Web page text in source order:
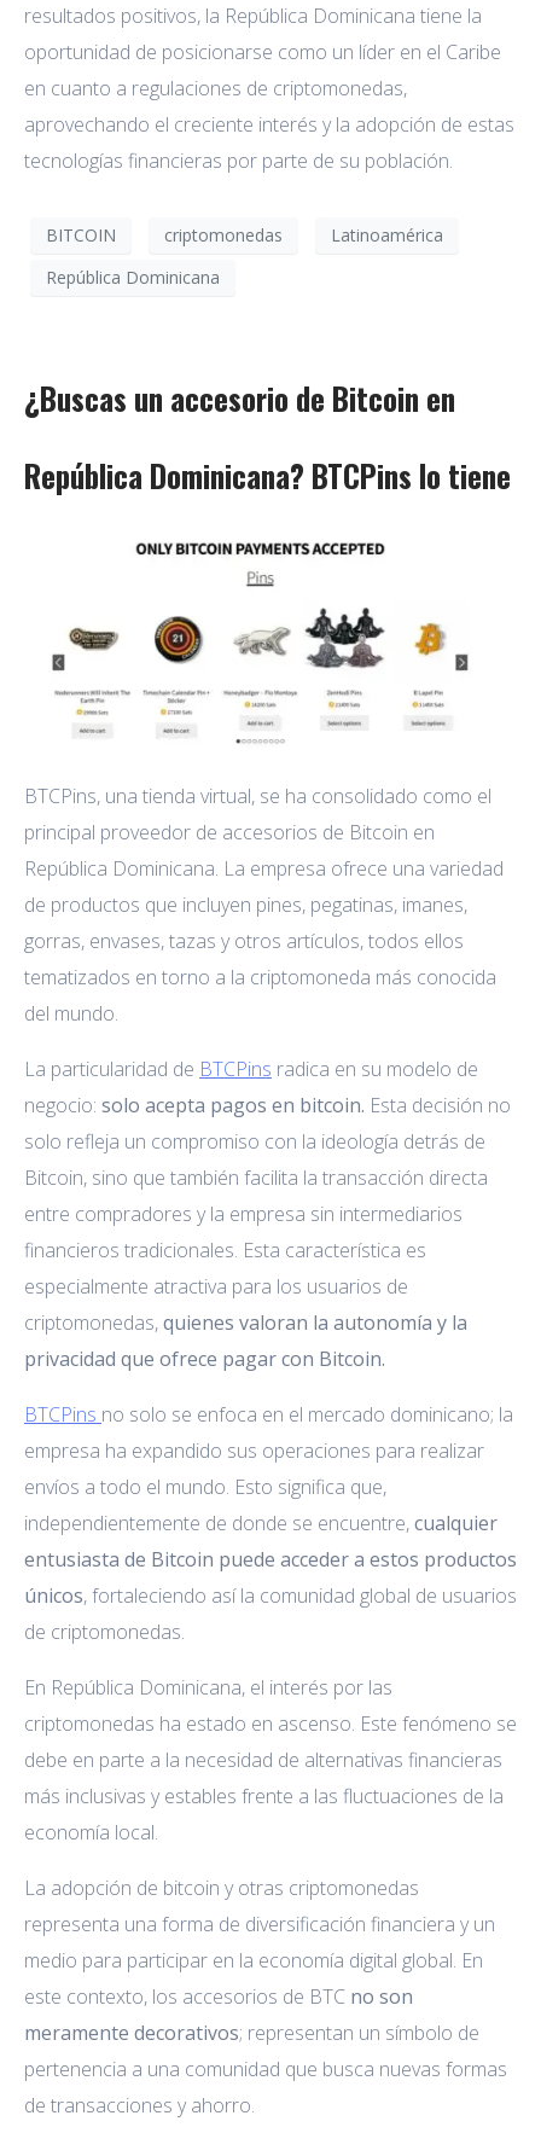
resultados positivos, la República Dominicana tiene la
oportunidad de posicionarse como un líder en el Caribe
en cuanto a regulaciones de criptomonedas,
aprovechando el creciente interés y la adopción de estas
tecnologías financieras por parte de su población.
BITCOIN criptomonedas
Latinoamérica
República Dominicana
¿Buscas un accesorio de Bitcoin en
República Dominicana? BTCPins lo tiene
BTCPins, una tienda virtual, se ha consolidado como el
principal proveedor de accesorios de Bitcoin en
República Dominicana. La empresa ofrece una variedad
de productos que incluyen pines, pegatinas, imanes,
gorras, envases, tazas y otros artículos, todos ellos
tematizados en torno a la criptomoneda más conocida
del mundo.
La particularidad de BTCPins radica en su modelo de
negocio: solo acepta pagos en bitcoin. Esta decisión no
solo refleja un compromiso con la ideología detrás de
Bitcoin, sino que también facilita la transacción directa
entre compradores y la empresa sin intermediarios
financieros tradicionales. Esta característica es
especialmente atractiva para los usuarios de
criptomonedas,quienes valoran la autonomía y la
privacidad que ofrece pagar con Bitcoin.
BTCPins no solo se enfoca en el mercado dominicano; la
empresa ha expandido sus operaciones para realizar
envíos a todo el mundo. Esto significa que,
independientemente de donde se encuentre,cualquier
entusiasta de Bitcoin puede acceder a estos productos
únicos, fortaleciendo así la comunidad global de usuarios
de criptomonedas.
En República Dominicana, el interés por las
criptomonedas ha estado en ascenso. Este fenómeno se
debe en parte a la necesidad de alternativas financieras
más inclusivas y estables frente a las fluctuaciones de la
economía local.
La adopción de bitcoin y otras criptomonedas
representa una forma de diversificación financiera y un
medio para participar en la economía digital global. En
este contexto, los accesorios de BTC no son
meramente decorativos; representan un símbolo de
pertenencia a una comunidad que busca nuevas formas
de transacciones y ahorro.